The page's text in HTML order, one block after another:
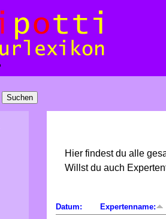
Hier findest du alle
Willst du auch
Datum: Expertenname: